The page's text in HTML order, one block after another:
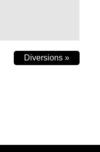
Diversions »